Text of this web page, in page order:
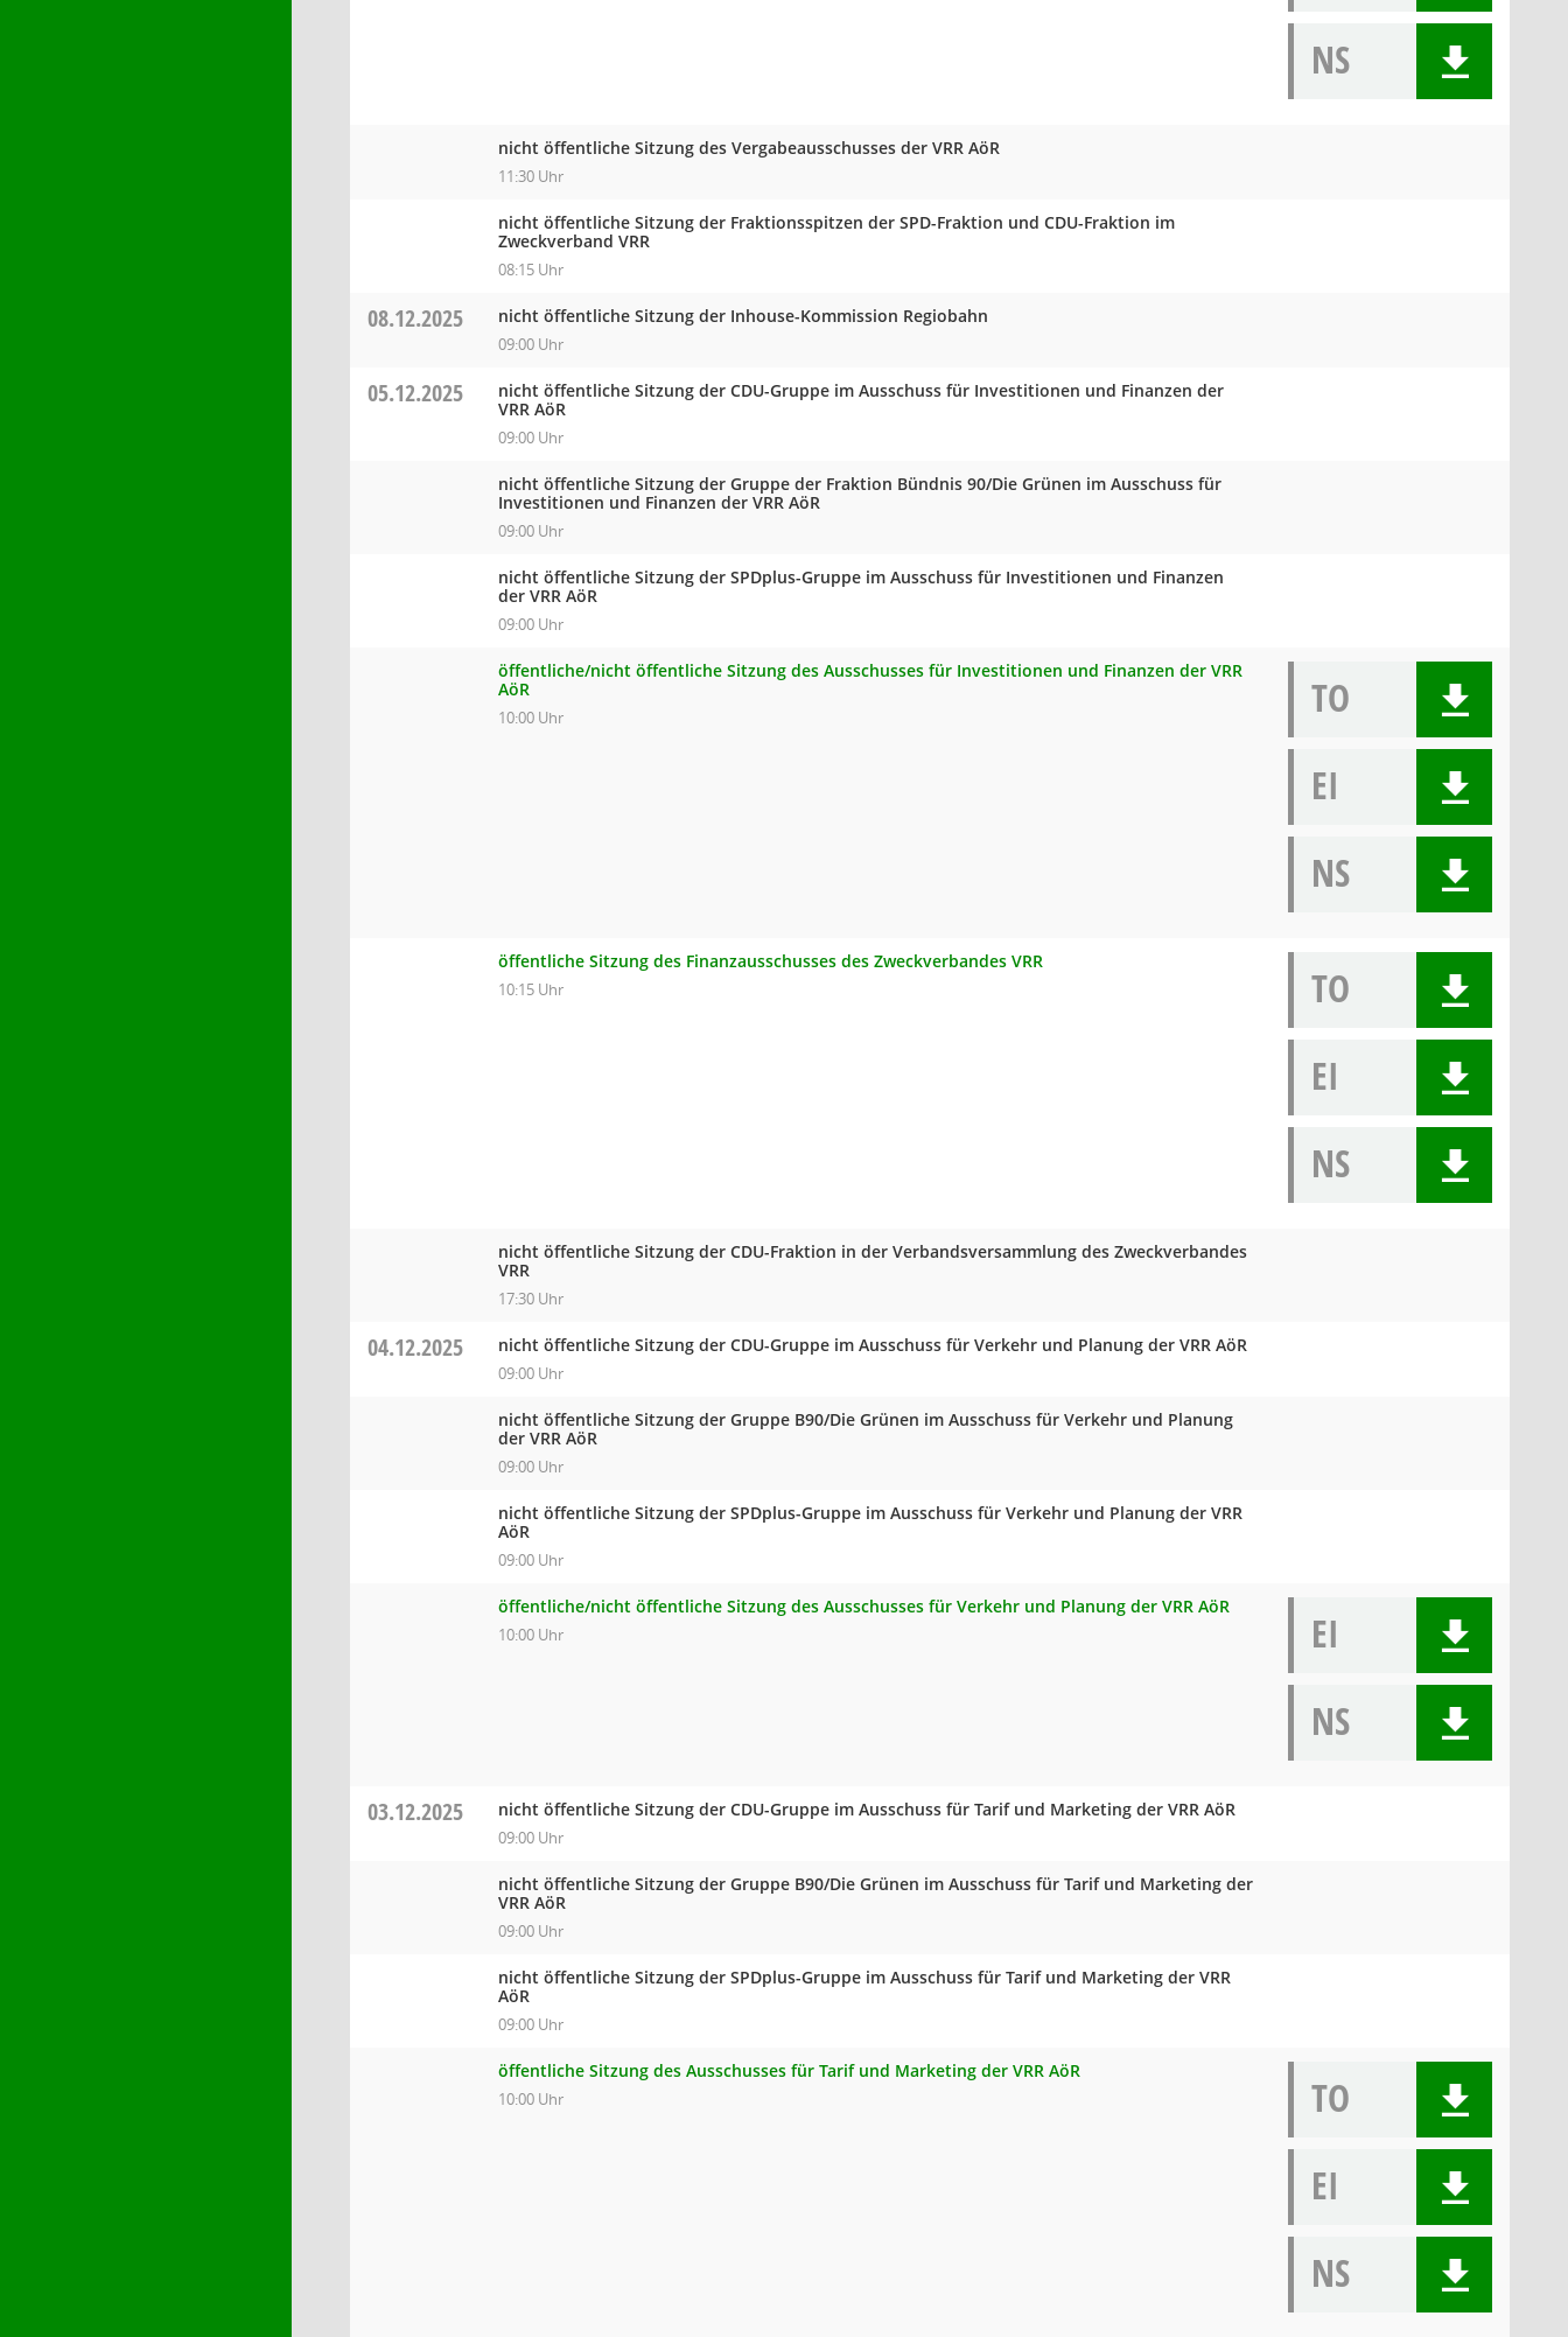
NS
nicht öffentliche Sitzung des Vergabeausschusses der VRR AöR
11:30 Uhr
nicht öffentliche Sitzung der Fraktionsspitzen der SPD-Fraktion und CDU-Fraktion im
Zweckverband VRR
08:15 Uhr
08.12.2025 nicht öffentliche Sitzung der Inhouse-Kommission Regiobahn
09:00 Uhr
05.12.2025
nicht öffentliche Sitzung der CDU-Gruppe im Ausschuss für Investitionen und Finanzen der
VRR AöR
09:00 Uhr
nicht öffentliche Sitzung der Gruppe der Fraktion Bündnis 90/Die Grünen im Ausschuss für
Investitionen und Finanzen der VRR AöR
09:00 Uhr
nicht öffentliche Sitzung der SPDplus-Gruppe im Ausschuss für Investitionen und Finanzen
der VRR AöR
09:00 Uhr
öffentliche/nicht öffentliche Sitzung des Ausschusses für Investitionen und Finanzen der VRR
AöR
10:00 Uhr
TO
EI
NS
öffentliche Sitzung des Finanzausschusses des Zweckverbandes VRR
10:15 Uhr
TO
EI
NS
nicht öffentliche Sitzung der CDU-Fraktion in der Verbandsversammlung des Zweckverbandes
VRR
17:30 Uhr
04.12.2025 nicht öffentliche Sitzung der CDU-Gruppe im Ausschuss für Verkehr und Planung der VRR AöR
09:00 Uhr
nicht öffentliche Sitzung der Gruppe B90/Die Grünen im Ausschuss für Verkehr und Planung
der VRR AöR
09:00 Uhr
nicht öffentliche Sitzung der SPDplus-Gruppe im Ausschuss für Verkehr und Planung der VRR
AöR
09:00 Uhr
öffentliche/nicht öffentliche Sitzung des Ausschusses für Verkehr und Planung der VRR AöR
10:00 Uhr
EI
NS
03.12.2025 nicht öffentliche Sitzung der CDU-Gruppe im Ausschuss für Tarif und Marketing der VRR AöR
09:00 Uhr
nicht öffentliche Sitzung der Gruppe B90/Die Grünen im Ausschuss für Tarif und Marketing der
VRR AöR
09:00 Uhr
nicht öffentliche Sitzung der SPDplus-Gruppe im Ausschuss für Tarif und Marketing der VRR
AöR
09:00 Uhr
öffentliche Sitzung des Ausschusses für Tarif und Marketing der VRR AöR
10:00 Uhr
TO
EI
NS